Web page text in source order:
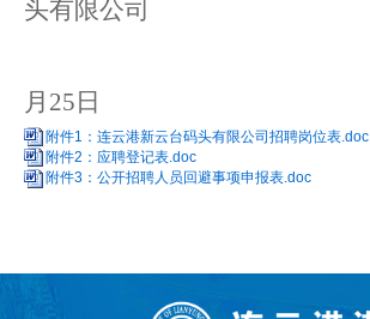
头有限公司
月 25 日
附件1：连云港新云台码头有限公司招聘岗位表.doc
附件2：应聘登记表.doc
附件3：公开招聘人员回避事项申报表.doc